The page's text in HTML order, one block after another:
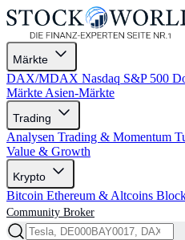
Märkte
DAX/MDAX Nasdaq S&P 500
Märkte Asien-Märkte
Trading
Analysen Trading & Momentum
Value & Growth
Krypto
Bitcoin Ethereum & Altcoins
Community Broker